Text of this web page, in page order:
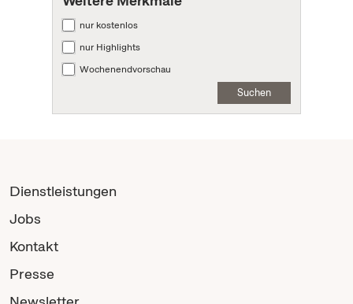
nur kostenlos
nur Highlights
Wochenendvorschau
Suchen
Dienstleistungen
Jobs
Kontakt
Presse